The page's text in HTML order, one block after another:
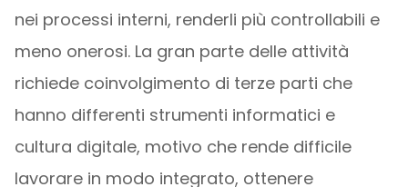
nei processi interni, renderli più controllabili e
meno onerosi. La gran parte delle attività
richiede coinvolgimento di terze parti che
hanno differenti strumenti informatici e
cultura digitale, motivo che rende difficile
lavorare in modo integrato, ottenere